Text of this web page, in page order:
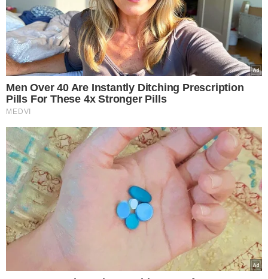
VEJA MAIS NOTÍCIAS